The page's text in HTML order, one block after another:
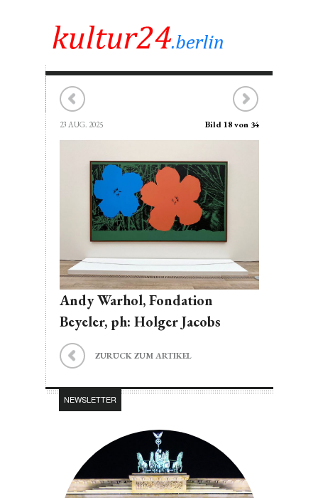
23 AUG. 2025 Bild 18 von 34
Andy Warhol, Fondation
Beyeler, ph: Holger Jacobs
ZURÜCK ZUM ARTIKEL
NEWSLETTER